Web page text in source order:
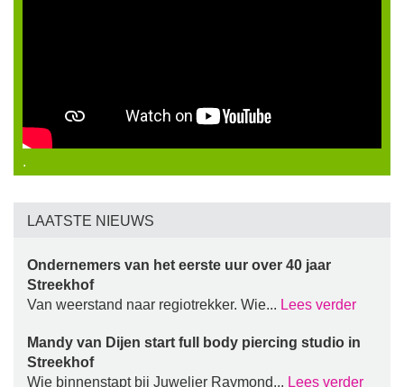
.
LAATSTE NIEUWS
Ondernemers van het eerste uur over 40 jaar
Streekhof
Van weerstand naar regiotrekker. Wie... Lees verder
Mandy van Dijen start full body piercing studio in
Streekhof
Wie binnenstapt bij Juwelier Raymond... Lees verder